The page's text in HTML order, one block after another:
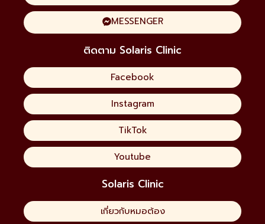
MESSENGER
ติดตาม Solaris Clinic
Facebook
Instagram
TikTok
Youtube
Solaris Clinic
เกี่ยวกับหมอต้อง